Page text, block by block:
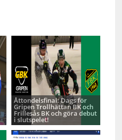
Åttondelsfinal: Dags för
Gripen Trollhättan BK och
Frillesås BK och göra debut
i slutspelet!